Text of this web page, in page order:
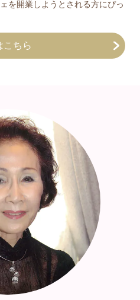
を開業しようとされる方にぴっ
こちら